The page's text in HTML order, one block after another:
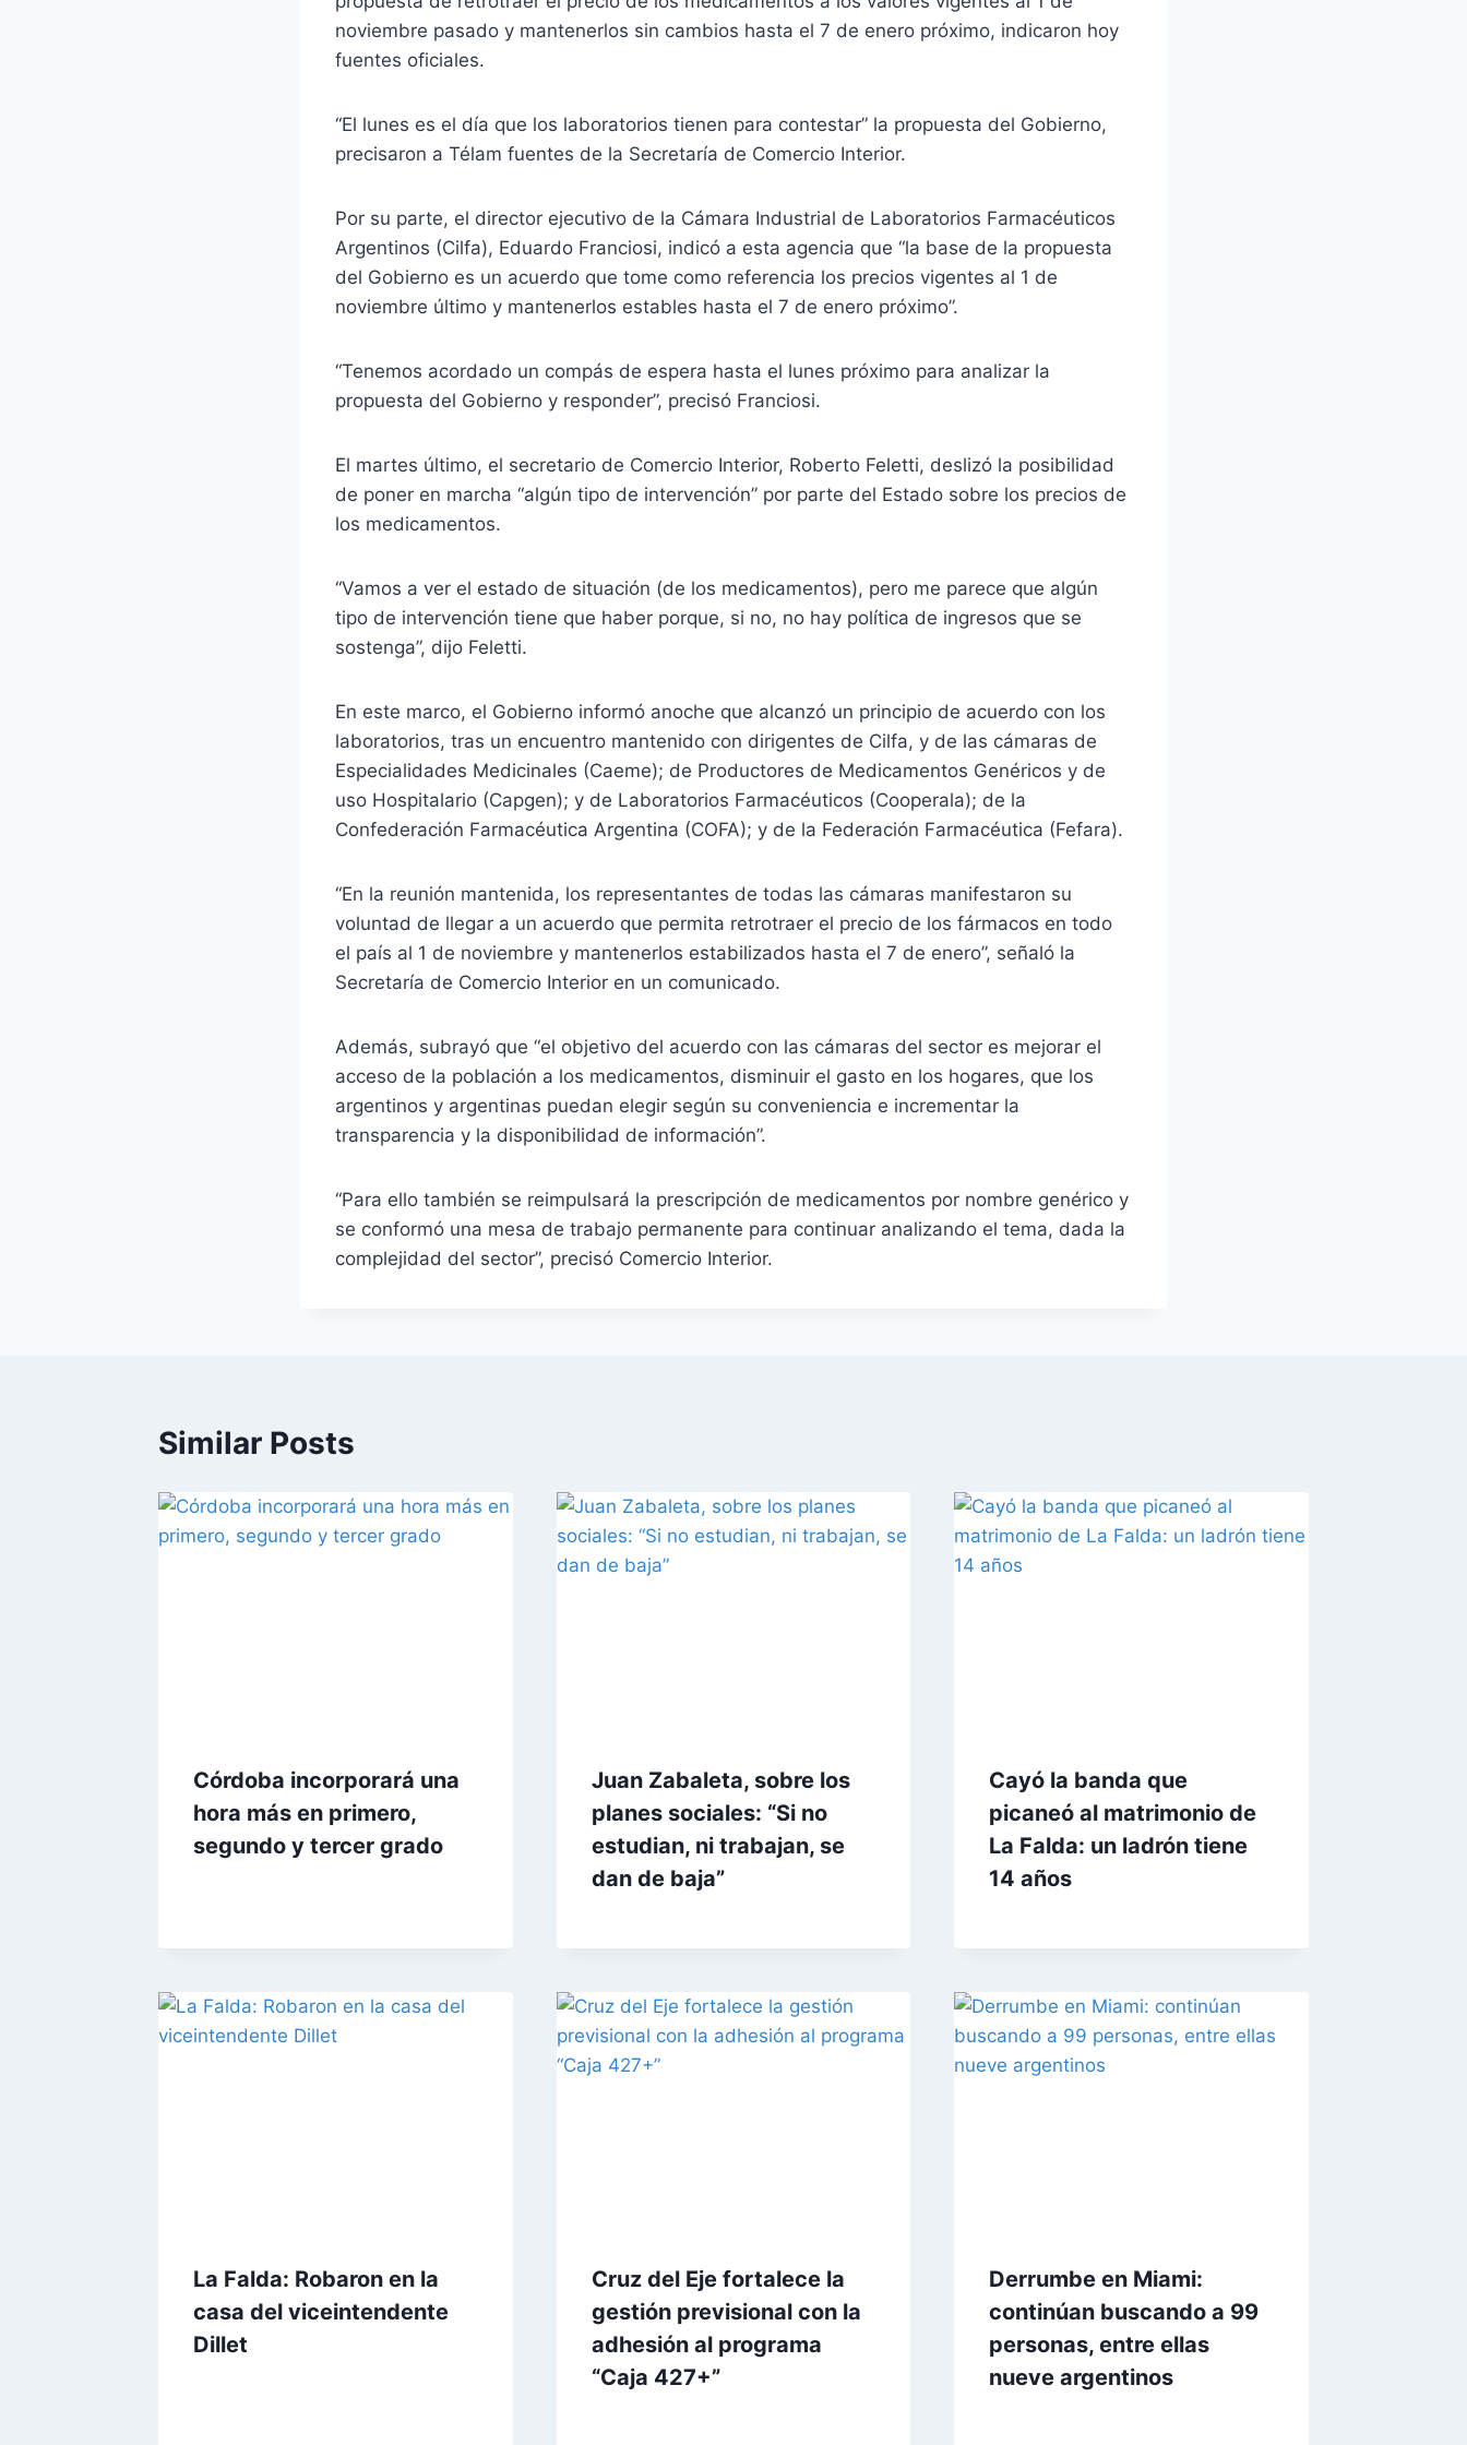
noviembre pasado y mantenerlos sin cambios hasta el 7 de enero próximo, indicaron hoy
fuentes oficiales.
“El lunes es el día que los laboratorios tienen para contestar” la propuesta del Gobierno,
precisaron a Télam fuentes de la Secretaría de Comercio Interior.
Por su parte, el director ejecutivo de la Cámara Industrial de Laboratorios Farmacéuticos
Argentinos (Cilfa), Eduardo Franciosi, indicó a esta agencia que “la base de la propuesta
del Gobierno es un acuerdo que tome como referencia los precios vigentes al 1 de
noviembre último y mantenerlos estables hasta el 7 de enero próximo”.
“Tenemos acordado un compás de espera hasta el lunes próximo para analizar la
propuesta del Gobierno y responder”, precisó Franciosi.
El martes último, el secretario de Comercio Interior, Roberto Feletti, deslizó la posibilidad
de poner en marcha “algún tipo de intervención” por parte del Estado sobre los precios de
los medicamentos.
“Vamos a ver el estado de situación (de los medicamentos), pero me parece que algún
tipo de intervención tiene que haber porque, si no, no hay política de ingresos que se
sostenga”, dijo Feletti.
En este marco, el Gobierno informó anoche que alcanzó un principio de acuerdo con los
laboratorios, tras un encuentro mantenido con dirigentes de Cilfa, y de las cámaras de
Especialidades Medicinales (Caeme); de Productores de Medicamentos Genéricos y de
uso Hospitalario (Capgen); y de Laboratorios Farmacéuticos (Cooperala); de la
Confederación Farmacéutica Argentina (COFA); y de la Federación Farmacéutica (Fefara).
“En la reunión mantenida, los representantes de todas las cámaras manifestaron su
voluntad de llegar a un acuerdo que permita retrotraer el precio de los fármacos en todo
el país al 1 de noviembre y mantenerlos estabilizados hasta el 7 de enero”, señaló la
Secretaría de Comercio Interior en un comunicado.
Además, subrayó que “el objetivo del acuerdo con las cámaras del sector es mejorar el
acceso de la población a los medicamentos, disminuir el gasto en los hogares, que los
argentinos y argentinas puedan elegir según su conveniencia e incrementar la
transparencia y la disponibilidad de información”.
“Para ello también se reimpulsará la prescripción de medicamentos por nombre genérico y
se conformó una mesa de trabajo permanente para continuar analizando el tema, dada la
complejidad del sector”, precisó Comercio Interior.
Similar Posts
Córdoba incorporará una
hora más en primero,
segundo y tercer grado
Juan Zabaleta, sobre los
planes sociales: “Si no
estudian, ni trabajan, se
dan de baja”
Cayó la banda que
picaneó al matrimonio de
La Falda: un ladrón tiene
14 años
La Falda: Robaron en la
casa del viceintendente
Dillet
Cruz del Eje fortalece la
gestión previsional con la
adhesión al programa
“Caja 427+”
Derrumbe en Miami:
continúan buscando a 99
personas, entre ellas
nueve argentinos